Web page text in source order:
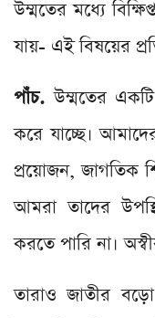
উম্মতের মধ্যে
যায়- এই বিষয়ের
পাঁচ. উম্মতের
করে যাচ্ছে।
প্রয়োজন, জাগতিক
আমরা তাদের
করতে পারি না।
তারাও জাতীর